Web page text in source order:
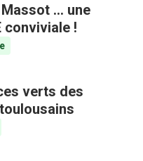
... une
conviviale !
verts des